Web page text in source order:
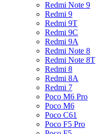
Redmi Note 9
Redmi 9
Redmi 9T
Redmi 9C
Redmi 9A
Redmi Note 8
Redmi Note 8T
Redmi 8
Redmi 8A
Redmi 7
Poco M6 Pro
Poco M6
Poco C61
Poco F5 Pro